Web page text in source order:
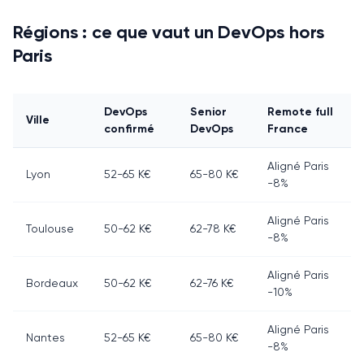
Régions : ce que vaut un DevOps hors
Paris
Ville
DevOps
confirmé
Senior
DevOps
Remote full
France
Lyon 52-65 K€ 65-80 K€
Aligné Paris
-8%
Toulouse 50-62 K€ 62-78 K€
Aligné Paris
-8%
Bordeaux 50-62 K€ 62-76 K€
Aligné Paris
-10%
Nantes 52-65 K€ 65-80 K€
Aligné Paris
-8%